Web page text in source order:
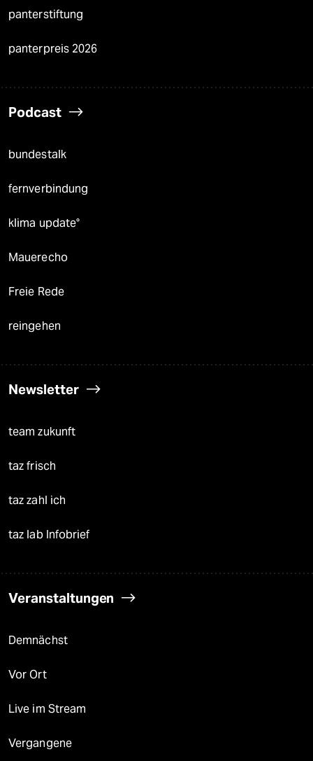
panterstiftung
panterpreis 2026
Podcast
bundestalk
fernverbindung
klima update°
Mauerecho
Freie Rede
reingehen
Newsletter
team zukunft
taz frisch
taz zahl ich
taz lab Infobrief
Veranstaltungen
Demnächst
Vor Ort
Live im Stream
Vergangene